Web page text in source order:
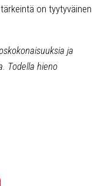
on tyytyväinen
ja
Todella hieno